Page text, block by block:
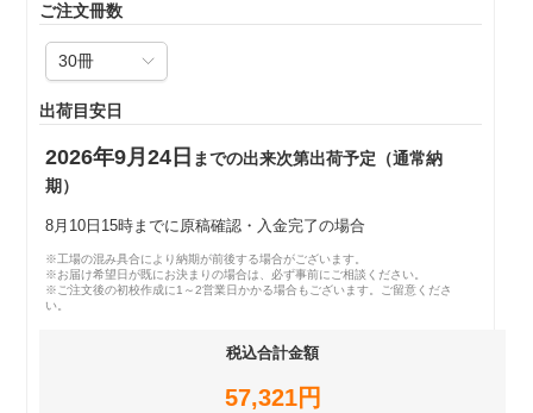
ご注文冊数
出荷目安日
2026年9月24日 までの出来次第出荷予定（通常納
期）
8月10日15時までに原稿確認・入金完了の場合
※工場の混み具合により納期が前後する場合がございます。
※お届け希望日が既にお決まりの場合は、必ず事前にご相談ください。
※ご注文後の初校作成に1～2営業日かかる場合もございます。ご留意くださ
い。
税込合計金額
57,321円